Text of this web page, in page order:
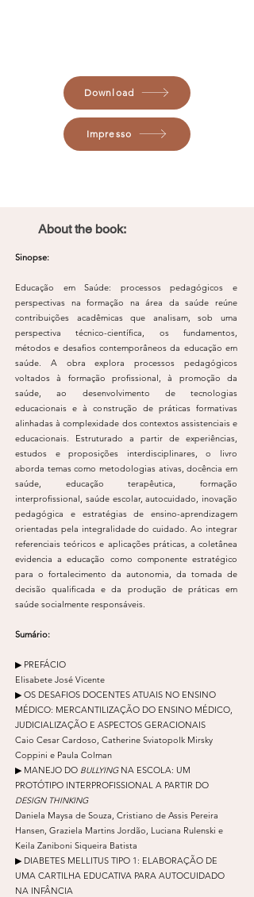
Download
Impresso
About the book:
Sinopse:
Educação em Saúde: processos pedagógicos e
perspectivas na formação na área da saúde reúne
contribuições acadêmicas que analisam, sob uma
perspectiva técnico-científica, os fundamentos,
métodos e desafios contemporâneos da educação em
saúde. A obra explora processos pedagógicos
voltados à formação profissional, à promoção da
saúde, ao desenvolvimento de tecnologias
educacionais e à construção de práticas formativas
alinhadas à complexidade dos contextos assistenciais e
educacionais. Estruturado a partir de experiências,
estudos e proposições interdisciplinares, o livro
aborda temas como metodologias ativas, docência em
saúde, educação terapêutica, formação
interprofissional, saúde escolar, autocuidado, inovação
pedagógica e estratégias de ensino-aprendizagem
orientadas pela integralidade do cuidado. Ao integrar
referenciais teóricos e aplicações práticas, a coletânea
evidencia a educação como componente estratégico
para o fortalecimento da autonomia, da tomada de
decisão qualificada e da produção de práticas em
saúde socialmente responsáveis.
Sumário:
▶ PREFÁCIO
Elisabete José Vicente
▶ OS DESAFIOS DOCENTES ATUAIS NO ENSINO
MÉDICO: MERCANTILIZAÇÃO DO ENSINO MÉDICO,
JUDICIALIZAÇÃO E ASPECTOS GERACIONAIS
Caio Cesar Cardoso, Catherine Sviatopolk Mirsky
Coppini e Paula Colman
▶ MANEJO DO BULLYING NA ESCOLA: UM
PROTÓTIPO INTERPROFISSIONAL A PARTIR DO
DESIGN THINKING
Daniela Maysa de Souza, Cristiano de Assis Pereira
Hansen, Graziela Martins Jordão, Luciana Rulenski e
Keila Zaniboni Siqueira Batista
▶ DIABETES MELLITUS TIPO 1: ELABORAÇÃO DE
UMA CARTILHA EDUCATIVA PARA AUTOCUIDADO
NA INFÂNCIA